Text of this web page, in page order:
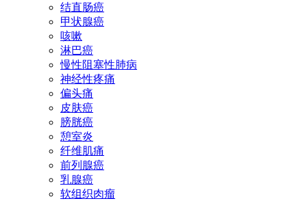
结直肠癌
甲状腺癌
咳嗽
淋巴癌
慢性阻塞性肺病
神经性疼痛
偏头痛
皮肤癌
膀胱癌
憩室炎
纤维肌痛
前列腺癌
乳腺癌
软组织肉瘤